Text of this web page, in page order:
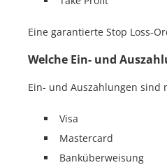
Eine garantierte Stop Loss-
Welche Ein- und
Ein- und Auszahlungen sind
Visa
Mastercard
Banküberweisung